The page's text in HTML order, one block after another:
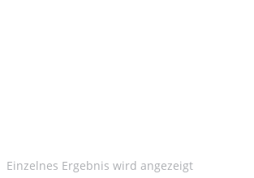
Einzelnes Ergebnis wird angezeigt